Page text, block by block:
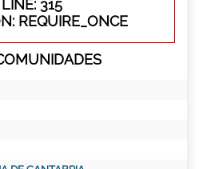
LINE: 315
REQUIRE_ONCE